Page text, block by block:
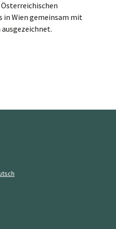
in Wien gemeinsam mit